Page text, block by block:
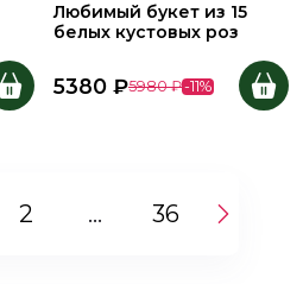
Любимый букет из 15
белых кустовых роз
5380 ₽5980 ₽-11%
2 ... 36